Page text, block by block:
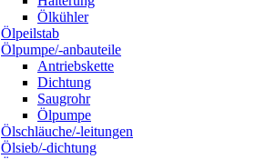
Ölkühler
Ölpeilstab
Ölpumpe/-anbauteile
Antriebskette
Dichtung
Saugrohr
Ölpumpe
Ölschläuche/-leitungen
Ölsieb/-dichtung